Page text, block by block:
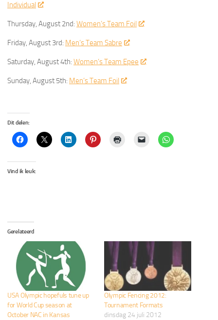
Individual
Thursday, August 2nd: Women’s Team Foil
Friday, August 3rd: Men’s Team Sabre
Saturday, August 4th: Women’s Team Epee
Sunday, August 5th: Men’s Team Foil
Dit delen:
Vind ik leuk:
Gerelateerd
USA Olympic hopefuls tune up
for World Cup season at
October NAC in Kansas
Olympic Fencing 2012:
Tournament Formats
dinsdag 24 juli 2012